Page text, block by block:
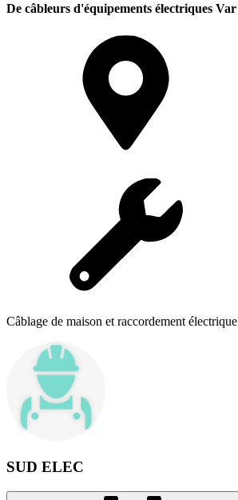
De câbleurs d'équipements électriques
Câblage de maison et raccordement
SUD ELEC